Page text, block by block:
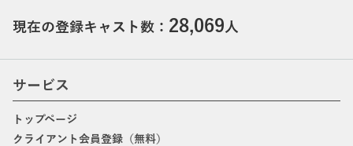
現在の登録キャスト数： 28,069人
サービス
トップページ
クライアント会員登録（無料）